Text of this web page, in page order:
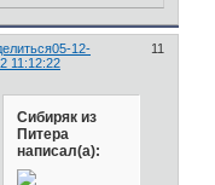
11
05-12-
11:12:22
Сибиряк из
Питера
написал(а):